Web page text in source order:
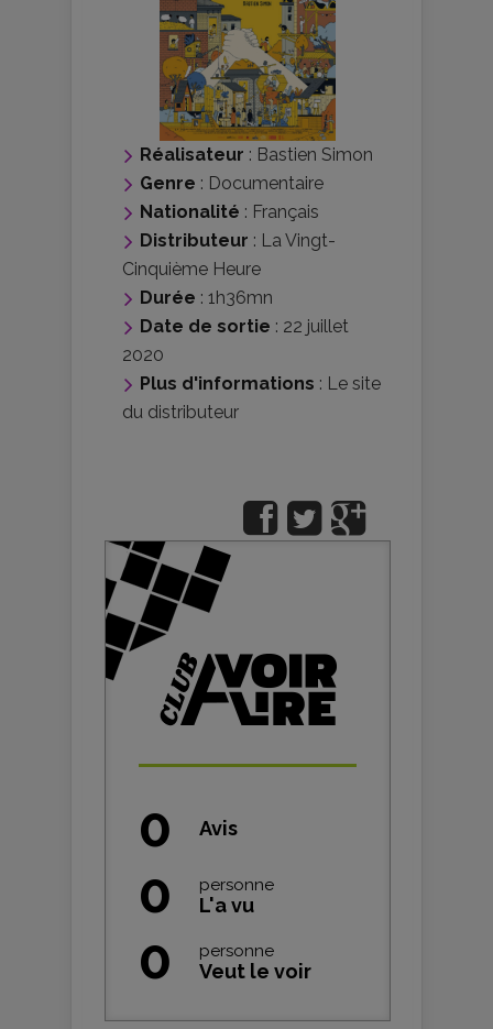
Réalisateur : Bastien Simon
Genre : Documentaire
Nationalité : Français
Distributeur : La Vingt-
Cinquième Heure
Durée : 1h36mn
Date de sortie : 22 juillet
2020
Plus d'informations : Le site
du distributeur
0 Avis
0 personne
L'a vu
0 personne
Veut le voir